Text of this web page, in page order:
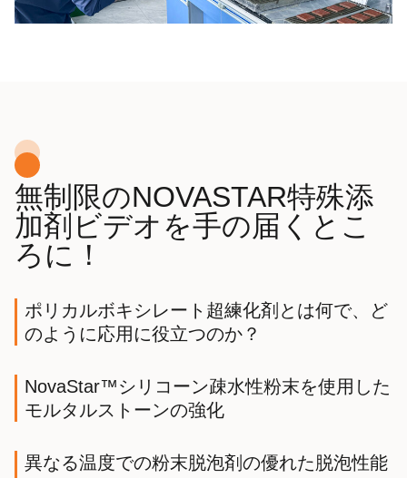
無制限のNOVASTAR特殊添
加剤ビデオを手の届くとこ
ろに！
ポリカルボキシレート超練化剤とは何で、ど
のように応用に役立つのか？
NovaStar™シリコーン疎水性粉末を使用した
モルタルストーンの強化
異なる温度での粉末脱泡剤の優れた脱泡性能